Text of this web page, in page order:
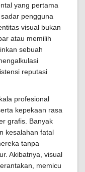
yang pertama
pengguna
visual bukan
atau memilih
sebuah
reputasi
profesional
kepekaan rasa
grafis. Banyak
kesalahan fatal
tanpa
Akibatnya, visual
memicu